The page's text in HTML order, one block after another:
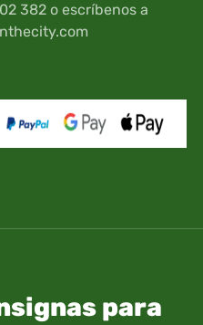
382 o escríbenos a
para